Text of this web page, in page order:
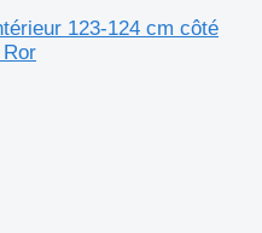
123-124 cm côté